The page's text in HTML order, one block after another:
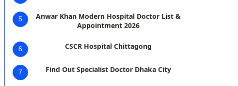
5
Anwar Khan Modern Hospital Doctor List &
Appointment 2026
6 CSCR Hospital Chittagong
7 Find Out Specialist Doctor Dhaka City